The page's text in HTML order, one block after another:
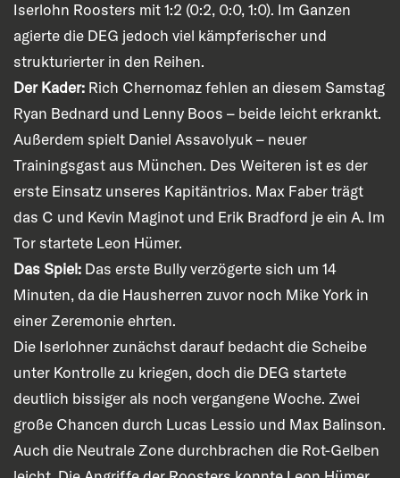
Iserlohn Roosters mit 1:2 (0:2, 0:0, 1:0). Im Ganzen
agierte die DEG jedoch viel kämpferischer und
strukturierter in den Reihen.
Der Kader: Rich Chernomaz fehlen an diesem Samstag
Ryan Bednard und Lenny Boos – beide leicht erkrankt.
Außerdem spielt Daniel Assavolyuk – neuer
Trainingsgast aus München. Des Weiteren ist es der
erste Einsatz unseres Kapitäntrios. Max Faber trägt
das C und Kevin Maginot und Erik Bradford je ein A. Im
Tor startete Leon Hümer.
Das Spiel: Das erste Bully verzögerte sich um 14
Minuten, da die Hausherren zuvor noch Mike York in
einer Zeremonie ehrten.
Die Iserlohner zunächst darauf bedacht die Scheibe
unter Kontrolle zu kriegen, doch die DEG startete
deutlich bissiger als noch vergangene Woche. Zwei
große Chancen durch Lucas Lessio und Max Balinson.
Auch die Neutrale Zone durchbrachen die Rot-Gelben